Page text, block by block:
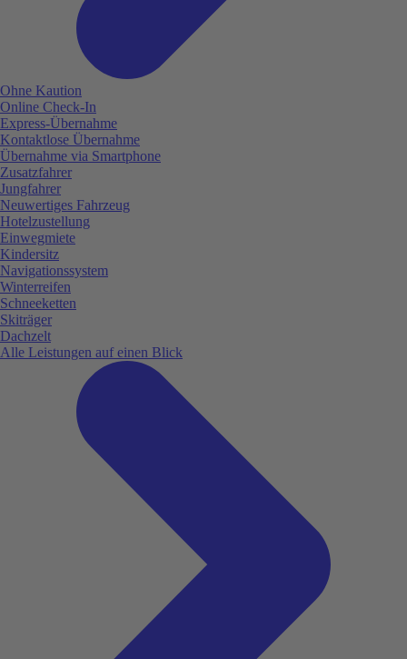
Ohne Kaution
Online Check-In
Express-Übernahme
Kontaktlose Übernahme
Übernahme via Smartphone
Zusatzfahrer
Jungfahrer
Neuwertiges Fahrzeug
Hotelzustellung
Einwegmiete
Kindersitz
Navigationssystem
Winterreifen
Schneeketten
Skiträger
Dachzelt
Alle Leistungen auf einen Blick